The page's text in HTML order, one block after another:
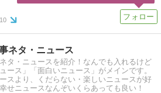
ネタ・ニュース
タ・ニュースを紹介！なんでも入れるけど
ース」「面白いニュース」がメインです。
スより、くだらない・楽しいニュースが好
せニュースなんぞいくらあっても良い！